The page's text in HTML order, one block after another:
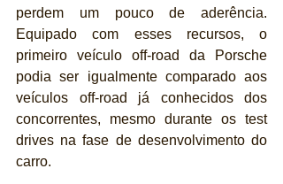
perdem um pouco de aderência.
Equipado com esses recursos, o
primeiro veículo off-road da Porsche
podia ser igualmente comparado aos
veículos off-road já conhecidos dos
concorrentes, mesmo durante os test
drives na fase de desenvolvimento do
carro.